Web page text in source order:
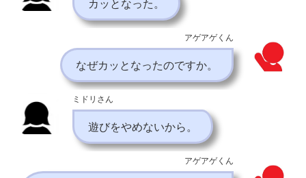
カッとなった。
アゲアゲくん
なぜカッとなったのですか。
ミドリさん
遊びをやめないから。
アゲアゲくん